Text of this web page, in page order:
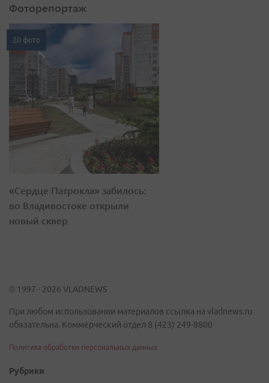
Фоторепортаж
20 фото
«Сердце Патрокла» забилось:
во Владивостоке открыли
новый сквер
© 1997 - 2026 VLADNEWS
При любом использовании материалов ссылка на vladnews.ru
обязательна. Коммерческий отдел 8 (423) 249-8800
Политика обработки персональных данных
Рубрики